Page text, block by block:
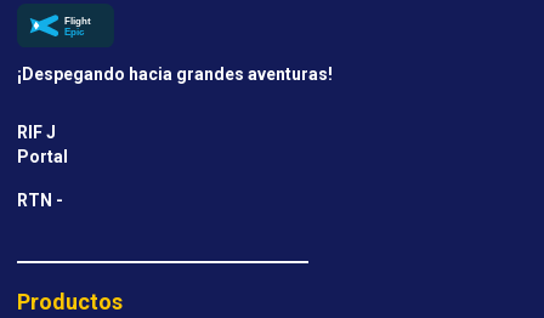
¡Despegando hacia grandes aventuras!
RIF J
Portal
RTN -
Productos